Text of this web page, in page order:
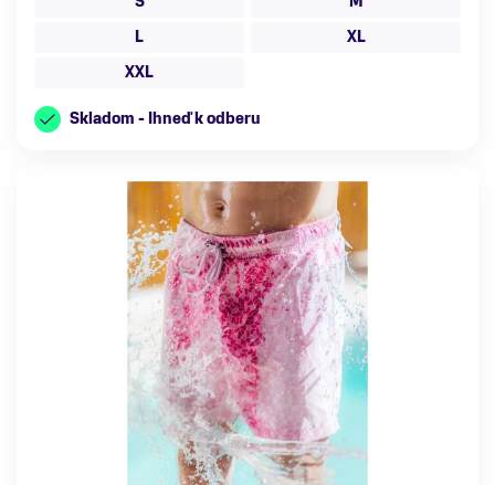
L
XL
XXL
Skladom - Ihneď k odberu